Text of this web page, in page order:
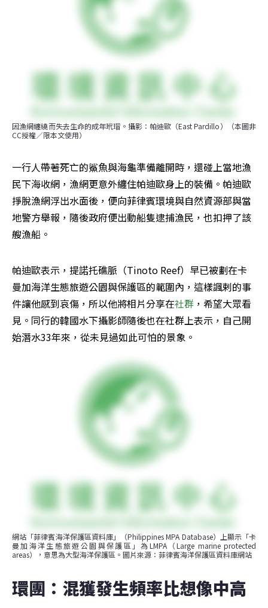
因漁網纏繞而失去生命的成年玳瑁。攝影：帕迪歐（East Pardillo）（本圖非
CC授權／限本文使用）
一行人帶著死亡的鯊魚與海龜準備離開時，還碰上當地漁
民下海收網，漁網更意外纏住帕迪歐身上的裝備。帕迪歐
掙脫漁網浮出水面後，便向菲律賓環境與自然資源部與當
地警方舉報，隨後政府便出動船隻逮捕漁民，也扣押了該
艘漁船。
帕迪歐表示，提諾托礁脈（Tinoto Reef）早已被劃在卡
曼加海洋生態旅遊公園與保護區的範圍內，這樣諷剌的事
件讓他感到哀傷，所以他將相片分享在社群 ，希望大眾看
見。同行的韓國水下攝影師隨後也在社群上表示，自己開
始潛水33年來，從未見過如此可怕的景象。
網站「菲律賓海洋保護區資料庫」（Philippines MPA Database）上顯示「卡
曼加海洋生態旅遊公園與保護區」為LMPA（Large marine protected
areas），意思為大型海洋保護區。圖片來源：菲律賓海洋保護區資料庫網站
環團：混獲發生頻率比想像中高